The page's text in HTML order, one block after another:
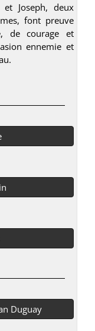
et Joseph, deux
font preuve
de courage et
ennemie et
Duguay